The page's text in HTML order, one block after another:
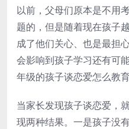
以前，父母们原本是不用
题的，但是随着现在孩子
成了他们关心、也是最担
会影响到孩子学习还有可
年级的孩子谈恋爱怎么教
当家长发现孩子谈恋爱，
现两种结果。一是孩子没